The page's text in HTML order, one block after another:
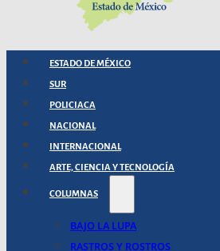
ESTADO DE MÉXICO
SUR
POLICIACA
NACIONAL
INTERNACIONAL
ARTE, CIENCIA Y TECNOLOGÍA
COLUMNAS
BAJO LA LUPA
RASTROS Y ROSTROS